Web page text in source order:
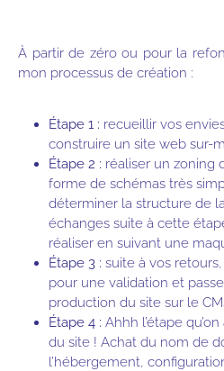
À partir de zéro ou pour la
mon processus de création :
Étape 1 : recueillir vos
construire un site web sur-
Étape 2 : réaliser un zoning
forme de schémas très
déterminer la structure de
échanges suite à cette
réaliser en suivant une
Étape 3 : suite à vos
pour une validation et
production du site sur le
Étape 4 : Ahhh l’étape
du site ! Achat du nom de
l’hébergement,